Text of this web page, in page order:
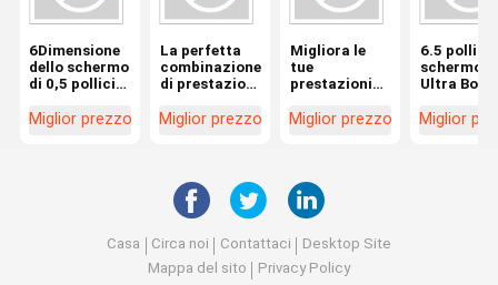
6Dimensione
dello schermo
di 0,5 pollici,
accelerazione
Miglior prezzo
La perfetta
combinazione
di prestazioni
Miglior prezzo
Migliora le
tue
prestazioni
Boost Gauge
Miglior prezzo
6.5 pollici
schermo
Ultra
per letture
Miglior
Casa Circa noi Contattaci
Desktop Site
Mappa del sito
Privacy Policy